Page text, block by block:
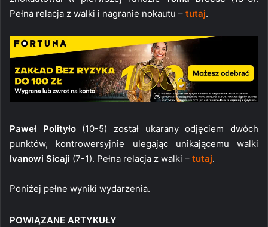
Pełna relacja z walki i nagranie nokautu – tutaj.
Paweł Polityło(10-5) został ukarany odjęciem dwóch
punktów, kontrowersyjnie ulegając unikającemu walki
Ivanowi Sicaji (7-1). Pełna relacja z walki – tutaj.
Poniżej pełne wyniki wydarzenia.
POWIĄZANE ARTYKUŁY